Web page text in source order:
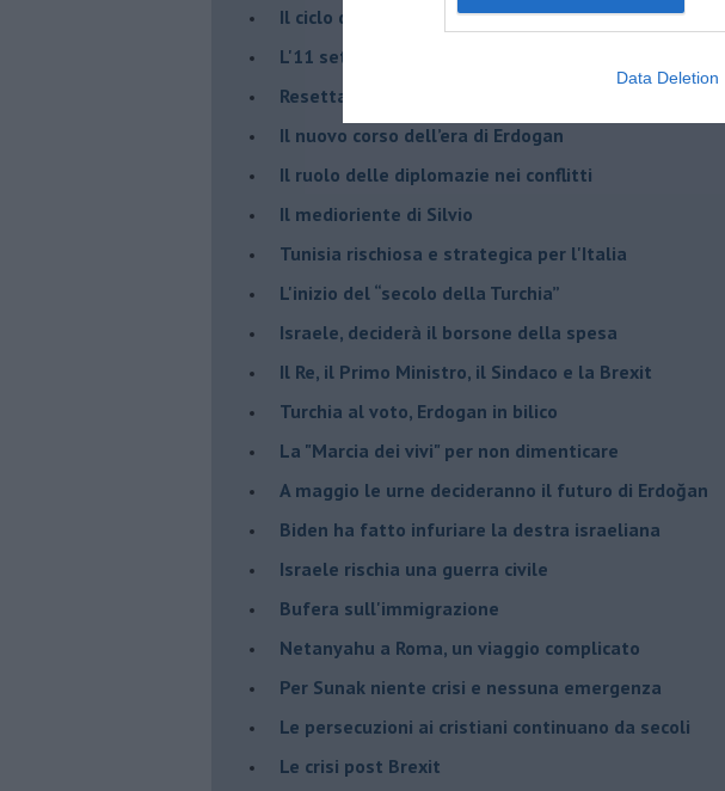
Data Deletion
Il ciclo della violenza in Medioriente
L'11 settembre di Israele è iniziato il 7 ottobre 2023
Resettare l’era di Netanyahu
​Il nuovo corso dell’era di Erdogan
Il ruolo delle diplomazie nei conflitti
Il medioriente di Silvio
Tunisia rischiosa e strategica per l'Italia
L'inizio del “secolo della Turchia”
Israele, deciderà il borsone della spesa
Il Re, il Primo Ministro, il Sindaco e la Brexit
Turchia al voto, Erdogan in bilico
La "Marcia dei vivi" per non dimenticare
A maggio le urne decideranno il futuro di Erdoğan
Biden ha fatto infuriare la destra israeliana
Israele rischia una guerra civile
Bufera sull'immigrazione
Netanyahu a Roma, un viaggio complicato
Per Sunak niente crisi e nessuna emergenza
Le persecuzioni ai cristiani continuano da secoli
Le crisi post Brexit